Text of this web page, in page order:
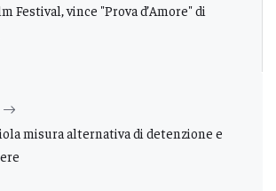
Festival, vince "Prova d’Amore" di
misura alternativa di detenzione e